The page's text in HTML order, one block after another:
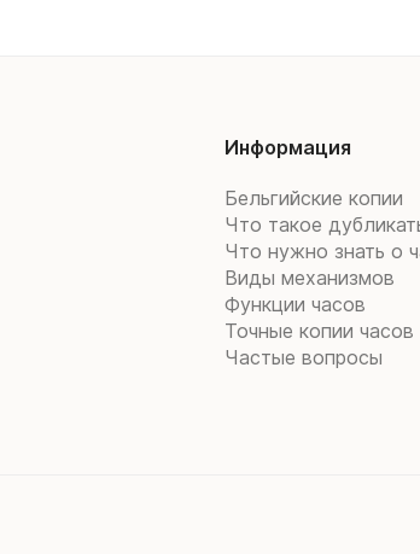
Информация
Бельгийские копии
Что такое
Что нужно знать о
Виды механизмов
Функции часов
Точные копии часов
Частые вопросы